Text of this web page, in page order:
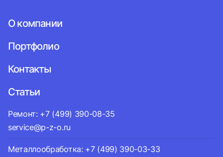
О компании
Портфолио
Контакты
Статьи
Ремонт: +7 (499) 390-08-35
service@p-z-o.ru
Металлообработка: +7 (499) 390-03-33